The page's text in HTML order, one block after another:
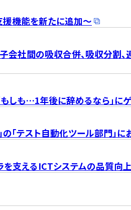
援機能を新たに追加～
会社間の吸収合併、吸収分割
しも…1年後に辞めるなら」に
テスト自動化ツール部門」に
を支えるICTシステムの品質向